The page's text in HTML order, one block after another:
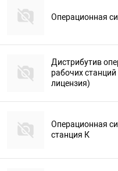
Операционная
Дистрибутив
рабочих
лицензия)
Операционная
станция К